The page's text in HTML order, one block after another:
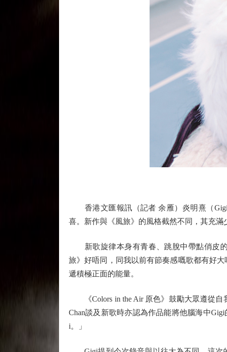
香港文匯報訊（記者 余雁）炎明熹（Gigi
喜。新作與《風旅》的風格截然不同，其充滿
新歌旋律本身有青春、跳脫中帶點俏皮的
旅》好唔同，同我以前有節奏感嘅歌都有好
遞積極正面的能量。
《Colors in the Air 原色》鼓勵大眾遵從自
Chan談及新歌時亦認為作品能將他腦海中
i。」